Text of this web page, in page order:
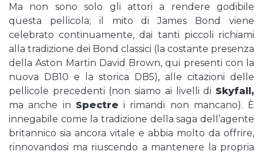
Ma non sono solo gli attori a rendere godibile
questa pellicola; il mito di James Bond viene
celebrato continuamente, dai tanti piccoli richiami
alla tradizione dei Bond classici (la costante presenza
della Aston Martin David Brown, qui presenti con la
nuova DB10 e la storica DB5), alle citazioni delle
pellicole precedenti (non siamo ai livelli di Skyfall,
ma anche in Spectre i rimandi non mancano). È
innegabile come la tradizione della saga dell’agente
britannico sia ancora vitale e abbia molto da offrire,
rinnovandosi ma riuscendo a mantenere la propria